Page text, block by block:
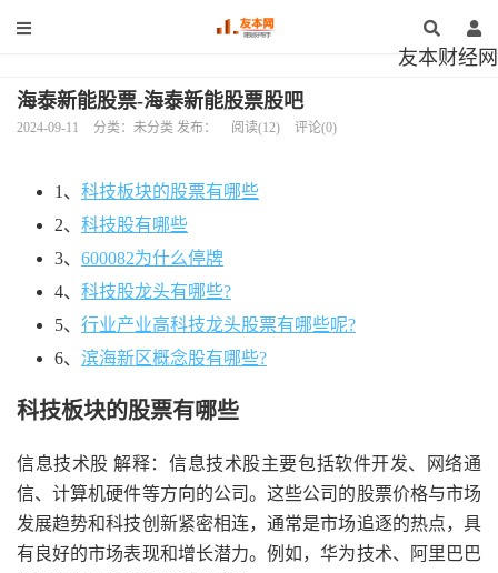
友本财经网
海泰新能股票-海泰新能股票股吧
2024-09-11 分类：未分类 发布： 阅读(12) 评论(0)
1、 科技板块的股票有哪些
2、 科技股有哪些
3、 600082为什么停牌
4、 科技股龙头有哪些?
5、 行业产业高科技龙头股票有哪些呢?
6、 滨海新区概念股有哪些?
科技板块的股票有哪些
信息技术股 解释：信息技术股主要包括软件开发、网络通
信、计算机硬件等方向的公司。这些公司的股票价格与市场
发展趋势和科技创新紧密相连，通常是市场追逐的热点，具
有良好的市场表现和增长潜力。例如，华为技术、阿里巴巴